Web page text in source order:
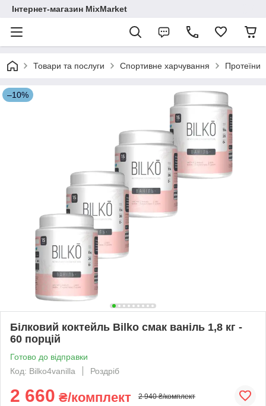
Інтернет-магазин MixMarket
Товари та послуги Спортивне харчування Протеїни
–10%
Білковий коктейль Bilko смак ваніль 1,8 кг -
60 порцій
Готово до відправки
Код: Bilko4vanilla
Роздріб
2 660 ₴/комплект 2 940 ₴/комплект